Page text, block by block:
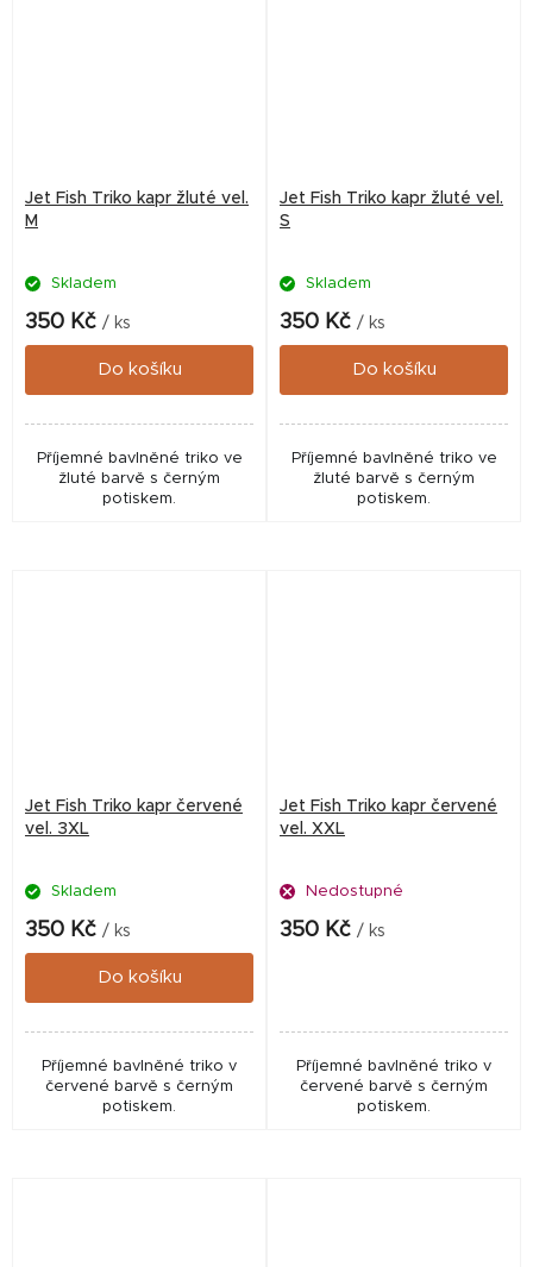
Jet Fish Triko kapr žluté vel.
M
Skladem
350 Kč / ks
Do košíku
Příjemné bavlněné triko ve
žluté barvě s černým
potiskem.
Jet Fish Triko kapr žluté vel.
S
Skladem
350 Kč / ks
Do košíku
Příjemné bavlněné triko ve
žluté barvě s černým
potiskem.
Jet Fish Triko kapr červené
vel. 3XL
Skladem
350 Kč / ks
Do košíku
Příjemné bavlněné triko v
červené barvě s černým
potiskem.
Jet Fish Triko kapr červené
vel. XXL
Nedostupné
350 Kč / ks
Příjemné bavlněné triko v
červené barvě s černým
potiskem.